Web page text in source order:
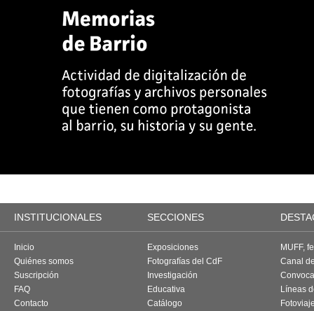
INSTITUCIONALES SECCIONES
Inicio
Quiénes somos
Suscripción
FAQ
Contacto
Exposiciones
Fotografías del CdF
Investigación
Educativa
Catálogo
MUFF,
Canal
Líneas